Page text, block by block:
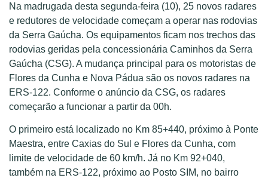
Na madrugada desta segunda-feira (10), 25 novos radares
e redutores de velocidade começam a operar nas rodovias
da Serra Gaúcha. Os equipamentos ficam nos trechos das
rodovias geridas pela concessionária Caminhos da Serra
Gaúcha (CSG). A mudança principal para os motoristas de
Flores da Cunha e Nova Pádua são os novos radares na
ERS-122. Conforme o anúncio da CSG, os radares
começarão a funcionar a partir da 00h.
O primeiro está localizado no Km 85+440, próximo à Ponte
Maestra, entre Caxias do Sul e Flores da Cunha, com
limite de velocidade de 60 km/h. Já no Km 92+040,
também na ERS-122, próximo ao Posto SIM, no bairro